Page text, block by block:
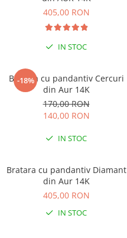
405,00 RON
IN STOC
-18%
Bratara cu pandantiv Cercuri
din Aur 14K
170,00 RON
140,00 RON
IN STOC
Bratara cu pandantiv Diamant
din Aur 14K
405,00 RON
IN STOC